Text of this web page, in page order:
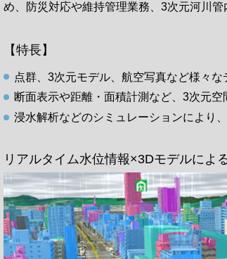
め、防災対応や維持管理業務、3次元河川
【特長】
点群、3次元モデル、航空写真など様々
断面表示や距離・面積計測など、3次元
浸水解析などのシミュレーションにより
リアルタイム水位情報×3Dモデルによ